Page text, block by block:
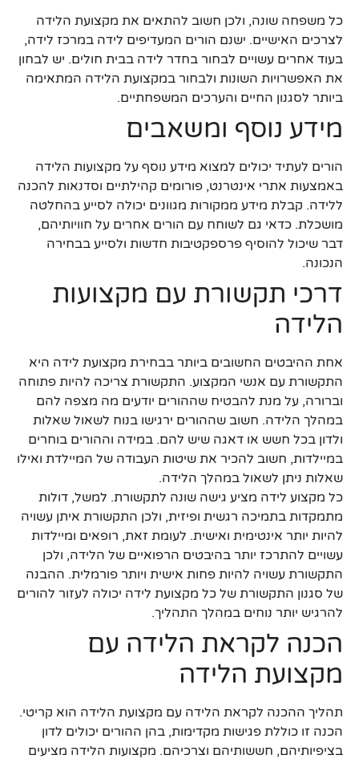
כל משפחה שונה, ולכן חשוב להתאים את מקצועת הלידה
לצרכים האישיים. ישנם הורים המעדיפים לידה במרכז לידה,
בעוד אחרים עשויים לבחור בחדר לידה בבית חולים. יש לבחון
את האפשרויות השונות ולבחור במקצועת הלידה המתאימה
ביותר לסגנון החיים והערכים המשפחתיים.
מידע נוסף ומשאבים
הורים לעתיד יכולים למצוא מידע נוסף על מקצועות הלידה
באמצעות אתרי אינטרנט, פורומים קהילתיים וסדנאות להכנה
ללידה. קבלת מידע ממקורות מגוונים יכולה לסייע בהחלטה
מושכלת. כדאי גם לשוחח עם הורים אחרים על חוויותיהם,
דבר שיכול להוסיף פרספקטיבות חדשות ולסייע בבחירה
הנכונה.
דרכי תקשורת עם מקצועות
הלידה
אחת ההיבטים החשובים ביותר בבחירת מקצועת לידה היא
התקשורת עם אנשי המקצוע. התקשורת צריכה להיות פתוחה
וברורה, על מנת להבטיח שההורים יודעים מה מצפה להם
במהלך הלידה. חשוב שההורים ירגישו בנוח לשאול שאלות
ולדון בכל חשש או דאגה שיש להם. במידה וההורים בוחרים
במיילדות, חשוב להכיר את שיטות העבודה של המיילדת ואילו
שאלות ניתן לשאול במהלך הלידה.
כל מקצוע לידה מציע גישה שונה לתקשורת. למשל, דולות
מתמקדות בתמיכה רגשית ופיזית, ולכן התקשורת איתן עשויה
להיות יותר אינטימית ואישית. לעומת זאת, רופאים ומיילדות
עשויים להתרכז יותר בהיבטים הרפואיים של הלידה, ולכן
התקשורת עשויה להיות פחות אישית ויותר פורמלית. ההבנה
של סגנון התקשורת של כל מקצועת לידה יכולה לעזור להורים
להרגיש יותר נוחים במהלך התהליך.
הכנה לקראת הלידה עם
מקצועת הלידה
תהליך ההכנה לקראת הלידה עם מקצועת הלידה הוא קריטי.
הכנה זו כוללת פגישות מקדימות, בהן ההורים יכולים לדון
בציפיותיהם, חששותיהם וצרכיהם. מקצועות הלידה מציעים